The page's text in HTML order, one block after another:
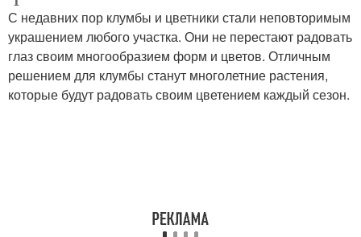
С недавних пор клумбы и цветники стали неповторимым
украшением любого участка. Они не перестают радовать
глаз своим многообразием форм и цветов. Отличным
решением для клумбы станут многолетние растения,
которые будут радовать своим цветением каждый сезон.